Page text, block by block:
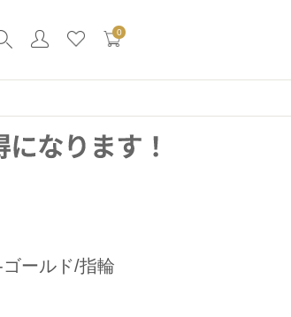
0
ールド/指輪